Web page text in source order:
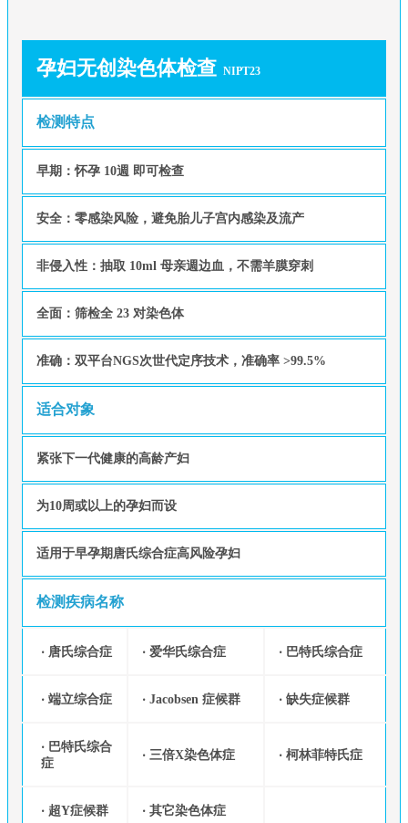
孕妇无创染色体检查 NIPT23
检测特点
早期：怀孕 10週 即可检查
安全：零感染风险，避免胎儿子宫内感染及流产
非侵入性：抽取 10ml 母亲週边血，不需羊膜穿刺
全面：筛检全 23 对染色体
准确：双平台NGS次世代定序技术，准确率 >99.5%
适合对象
紧张下一代健康的高龄产妇
为10周或以上的孕妇而设
适用于早孕期唐氏综合症高风险孕妇
检测疾病名称
‧ 唐氏综合症 ‧ 爱华氏综合症 ‧ 巴特氏综合症
‧ 端立综合症 ‧ Jacobsen 症候群 ‧ 缺失症候群
‧ 巴特氏综合
症
‧ 三倍X染色体症 ‧ 柯林菲特氏症
‧ 超Y症候群 ‧ 其它染色体症